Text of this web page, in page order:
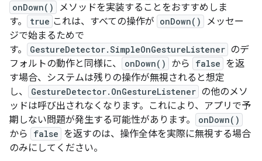
onDown()
メソッドを実装することをおすすめしま
す。
true これは、すべての操作が onDown()
メッセー
ジで始まるためで
す。
GestureDetector.SimpleOnGestureListener のデ
フォルトの動作と同様に、
onDown() から false を返
す場合、システムは残りの操作が無視されると想定
し、
GestureDetector.OnGestureListener の他のメソ
ッドは呼び出されなくなります。これにより、アプリで予
期しない問題が発生する可能性があります。
onDown()
から false を返すのは、操作全体を実際に無視する場合
のみにしてください。